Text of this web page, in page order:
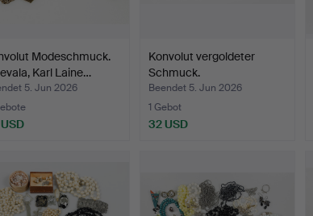
Modeschmuck.
Karl Laine…
5. Jun 2026
Konvolut vergoldeter
Schmuck.
Beendet 5. Jun 2026
1 Gebot
32 USD